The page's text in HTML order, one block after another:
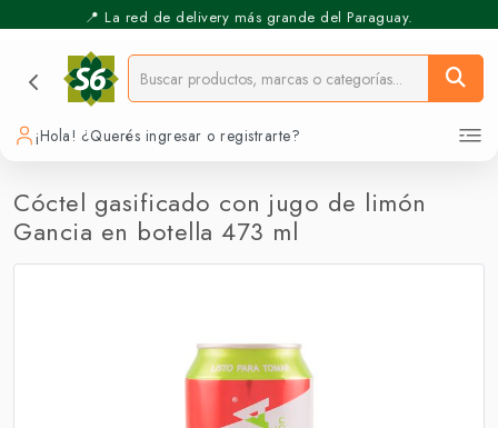
📍 La red de delivery más grande del Paraguay.
¡Hola! ¿Querés ingresar o registrarte?
Cóctel gasificado con jugo de limón
Gancia en botella 473 ml